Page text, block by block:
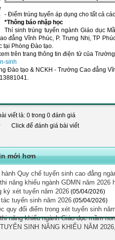
- Điểm trúng tuyển áp dụng cho tất cả
*Thông báo nhập học
Thí sinh trúng tuyển ngành Giáo dục
đẳng Vĩnh Phúc, P. Trưng Nhị, TP
tại Phòng Đào tạo.
trên trang thông tin điện tử của
sinh
Đào tạo & NCKH - Trường Cao đẳng
viết là: 0 trong 0 đánh giá
Click để đánh giá bài viết
mới hơn
Quy chế tuyển sinh cao đẳng
năng khiếu ngành GDMN năm 2026
ký xét tuyển năm 2026 (05/04/2026)
tuyển sinh năm 2026 (05/04/2026)
quy đổi điểm trong xét tuyển sinh
năng khiếu ngành Giáo dục mầm
SINH NĂNG KHIẾU NĂM